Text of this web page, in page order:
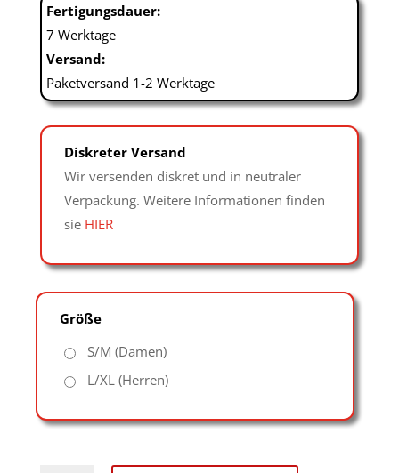
Fertigungsdauer:
7 Werktage
Versand:
Paketversand 1-2 Werktage
Diskreter Versand
Wir versenden diskret und in neutraler
Verpackung. Weitere Informationen finden
sie HIER
Größe
S/M (Damen)
L/XL (Herren)